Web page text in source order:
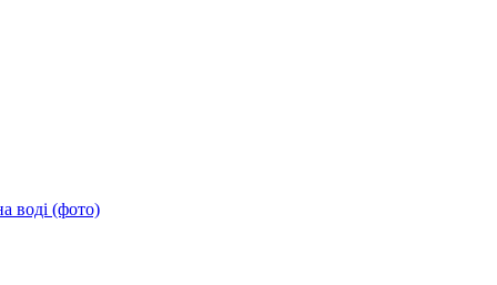
воді (фото)